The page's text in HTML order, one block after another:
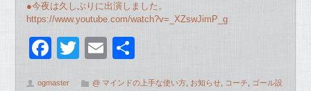
●今夜は久しぶりに出演しました。
https://www.youtube.com/watch?v=_XZswJimP_g
F
T
E
ogmaster @ マインドの上手な使い方 お知らせ コーチ
ゴール設